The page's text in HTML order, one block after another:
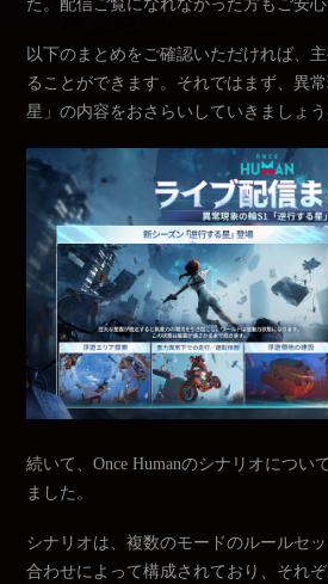
た。配信ご覧になれなかった方もご安心
以下のまとめをご確認いただければ、
ることができます。それではまず、異
星」の内容をおさらいしていきましょう
続いて、Once Humanのシナリオについ
ました。
シナリオは、複数のモードのルールセ
合わせによって構成されており、それ